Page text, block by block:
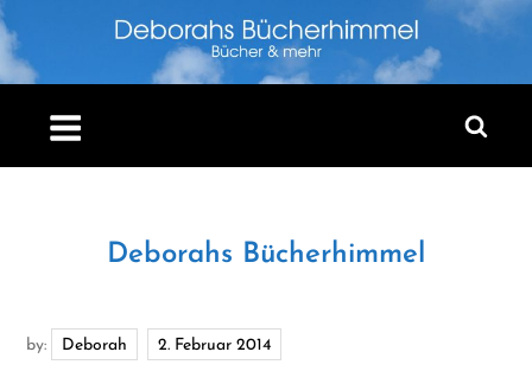
Skip
to
content
Deborahs Bücherhimmel
by: Deborah